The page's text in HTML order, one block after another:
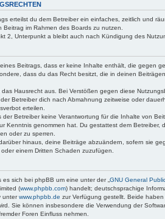
erteilst du dem Betreiber ein einfaches, zeitlich und
im Rahmen des Boards zu nutzen.
2, Unterpunkt a bleibt auch nach Kündigung des
Beitrags, dass er keine Inhalte enthält, die gegen
dass du das Recht besitzt, die in deinen
Hausrecht aus. Bei Verstößen gegen diese
Betreiber dich nach Abmahnung zeitweise oder
erteilen.
der Betreiber keine Verantwortung für die Inhalte von
Kenntnis genommen hat. Du gestattest dem Betreiber,
oder zu sperren.
hinaus, deine Beiträge abzuändern, sofern sie
einem Dritten Schaden zuzufügen.
sich bei phpBB um eine unter der „ GNU General
(www.phpbb.com) handelt; deutschsprachige
unterwww.phpbb.de zur Verfügung gestellt. Beide
Sie können insbesondere die Verwendung der
Foren Einfluss nehmen.